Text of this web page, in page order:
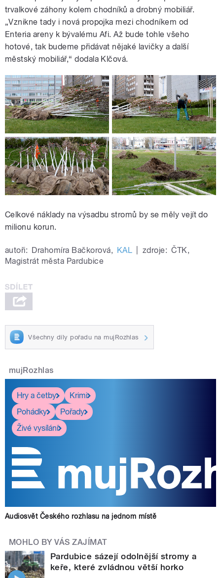
trvalkové záhony kolem chodníků a drobný mobiliář.
„Vznikne tady i nová propojka mezi chodníkem od
Enteria areny k bývalému Afi. Až bude tohle všeho
hotové, tak budeme přidávat nějaké lavičky a další
městský mobiliář,“ dodala Klčová.
Celkové náklady na výsadbu stromů by se měly vejít do
milionu korun.
autoři: Drahomíra Bačkorová, KAL zdroje: ČTK,
Magistrát města Pardubice
Všechny díly pořadu na mujRozhlas
mujRozhlas
Hry a četby
Krimi
Pohádky
Pořady
Živé vysílání
Audiosvět Českého rozhlasu na jednom místě
MOHLO BY VÁS ZAJÍMAT
Pardubice sázejí odolnější stromy a
keře, které zvládnou větší horko